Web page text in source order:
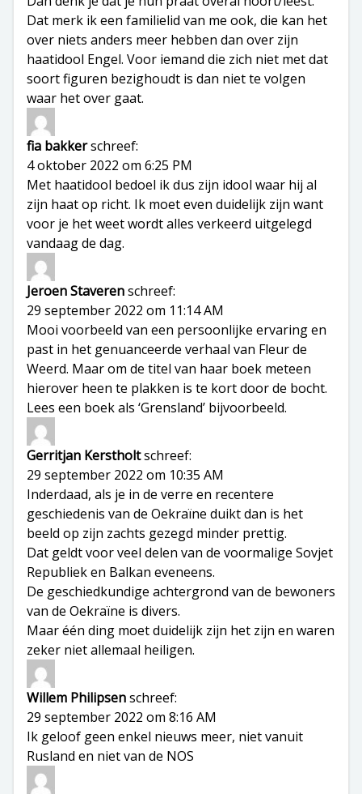
Dat merk ik een familielid van me ook, die kan het
over niets anders meer hebben dan over zijn
haatidool Engel. Voor iemand die zich niet met dat
soort figuren bezighoudt is dan niet te volgen
waar het over gaat.
fia bakkerschreef:
4 oktober 2022 om 6:25 PM
Met haatidool bedoel ik dus zijn idool waar hij al
zijn haat op richt. Ik moet even duidelijk zijn want
voor je het weet wordt alles verkeerd uitgelegd
vandaag de dag.
Jeroen Staverenschreef:
29 september 2022 om 11:14 AM
Mooi voorbeeld van een persoonlijke ervaring en
past in het genuanceerde verhaal van Fleur de
Weerd. Maar om de titel van haar boek meteen
hierover heen te plakken is te kort door de bocht.
Lees een boek als ‘Grensland’ bijvoorbeeld.
Gerritjan Kerstholtschreef:
29 september 2022 om 10:35 AM
Inderdaad, als je in de verre en recentere
geschiedenis van de Oekraïne duikt dan is het
beeld op zijn zachts gezegd minder prettig.
Dat geldt voor veel delen van de voormalige Sovjet
Republiek en Balkan eveneens.
De geschiedkundige achtergrond van de bewoners
van de Oekraïne is divers.
Maar één ding moet duidelijk zijn het zijn en waren
zeker niet allemaal heiligen.
Willem Philipsenschreef:
29 september 2022 om 8:16 AM
Ik geloof geen enkel nieuws meer, niet vanuit
Rusland en niet van de NOS